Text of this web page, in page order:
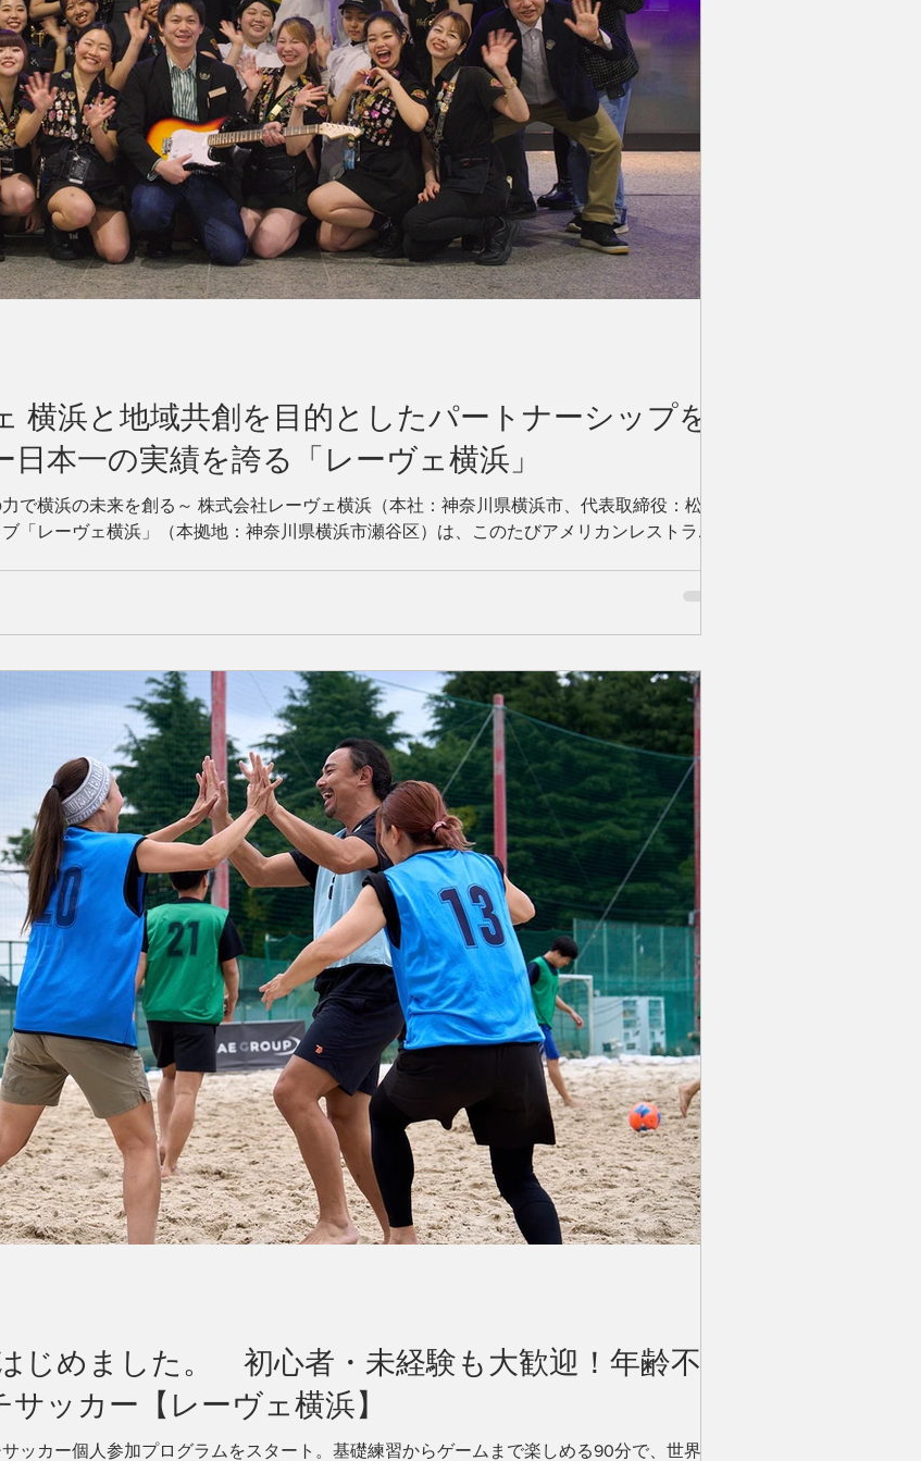
横浜と地域共創を目的としたパートナーシップを
本一の実績を誇る「レーヴェ横浜」
で横浜の未来を創る～ 株式会社レーヴェ横浜（本社：神奈川県横浜市、代表取締役：松川
「レーヴェ横浜」（本拠地：神奈川県横浜市瀬谷区）は、このたびアメリカンレストラン
ントの提供に加え、多様な人々が集い交流できる場として、横浜の魅力発信に貢献されて
的として締結されました。 今後は、地域イベントや交流事業、ビーチサッカーの普及活
じめました。 初心者・未経験も大歓迎！年齢不
ッカー【レーヴェ横浜】
ッカー個人参加プログラムをスタート。基礎練習からゲームまで楽しめる90分で、世界に